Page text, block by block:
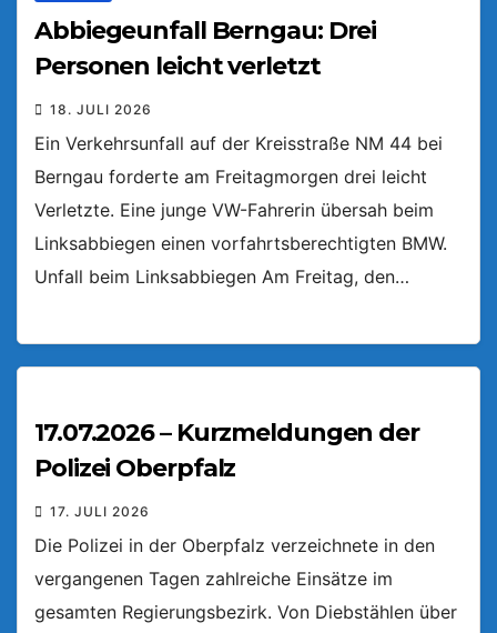
Abbiegeunfall Berngau: Drei
Personen leicht verletzt
18. JULI 2026
Ein Verkehrsunfall auf der Kreisstraße NM 44 bei
Berngau forderte am Freitagmorgen drei leicht
Verletzte. Eine junge VW-Fahrerin übersah beim
Linksabbiegen einen vorfahrtsberechtigten BMW.
Unfall beim Linksabbiegen Am Freitag, den…
17.07.2026 – Kurzmeldungen der
Polizei Oberpfalz
17. JULI 2026
Die Polizei in der Oberpfalz verzeichnete in den
vergangenen Tagen zahlreiche Einsätze im
gesamten Regierungsbezirk. Von Diebstählen über